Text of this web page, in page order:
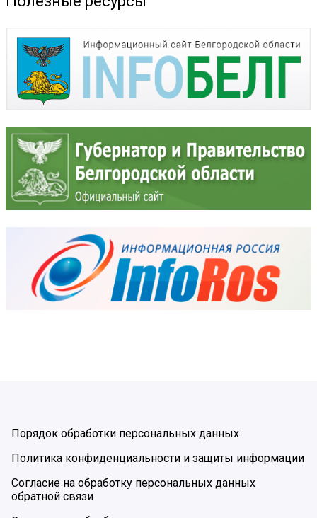
Порядок обработки персональных данных
Политика конфиденциальности и защиты информации
Согласие на обработку персональных данных
обратной связи